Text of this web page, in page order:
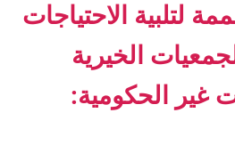
لتلبية الاحتياجات
الخيرية
غير الحكومية: